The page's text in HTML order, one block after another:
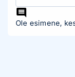
Ole esimene,